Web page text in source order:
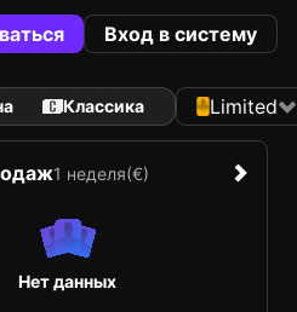
Вход в систему
Классика Limited
1 неделя(€)
Нет данных